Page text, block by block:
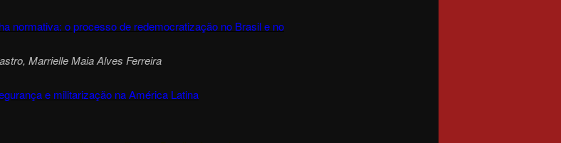
normativa: o processo de redemocratização no Brasil e no
Marrielle Maia Alves Ferreira
e militarização na América Latina